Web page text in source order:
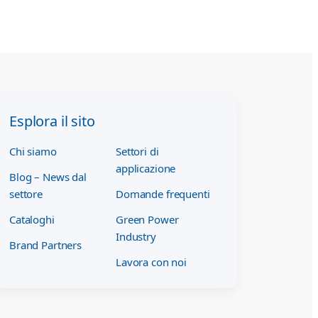
Esplora il sito
Chi siamo
Blog – News dal
settore
Cataloghi
Brand Partners
Settori di
applicazione
Domande frequenti
Green Power
Industry
Lavora con noi